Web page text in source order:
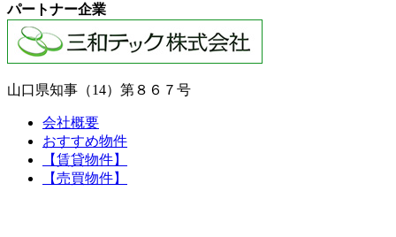
パートナー企業
山口県知事（14）第８６７号
会社概要
おすすめ物件
【賃貸物件】
【売買物件】